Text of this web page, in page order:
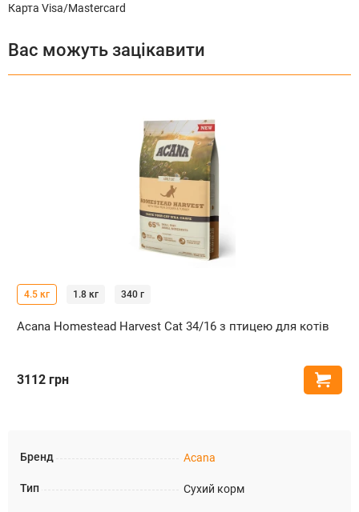
Карта Visa/Mastercard
Бренд Acana
Тип Сухий корм
Вас можуть зацікавити
4.5 кг 1.8 кг 340 г
Acana Homestead Harvest Cat 34/16 з птицею для котів
3112 грн